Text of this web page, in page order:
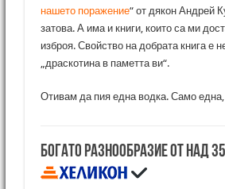
нашето поражение“ от дякон Андрей
затова. А има и книги, които са ми
изброя. Свойство на добрата книга е
„драскотина в паметта ви“.
Отивам да пия една водка. Само
Богато разнообразие от над